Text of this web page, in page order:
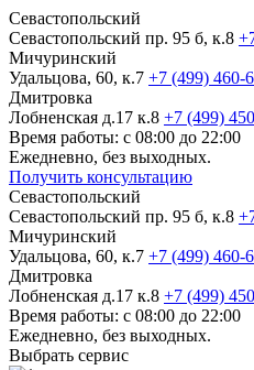
Севастопольский
Севастопольский пр. 95 б, к.8
Мичуринский
Удальцова, 60, к.7 +7 (499) 460-
Дмитровка
Лобненская д.17 к.8 +7 (499)
Время работы: с 08:00 до 22:00
Ежедневно, без выходных.
Получить консультацию
Севастопольский
Севастопольский пр. 95 б, к.8
Мичуринский
Удальцова, 60, к.7 +7 (499) 460-
Дмитровка
Лобненская д.17 к.8 +7 (499)
Время работы: с 08:00 до 22:00
Ежедневно, без выходных.
Выбрать сервис